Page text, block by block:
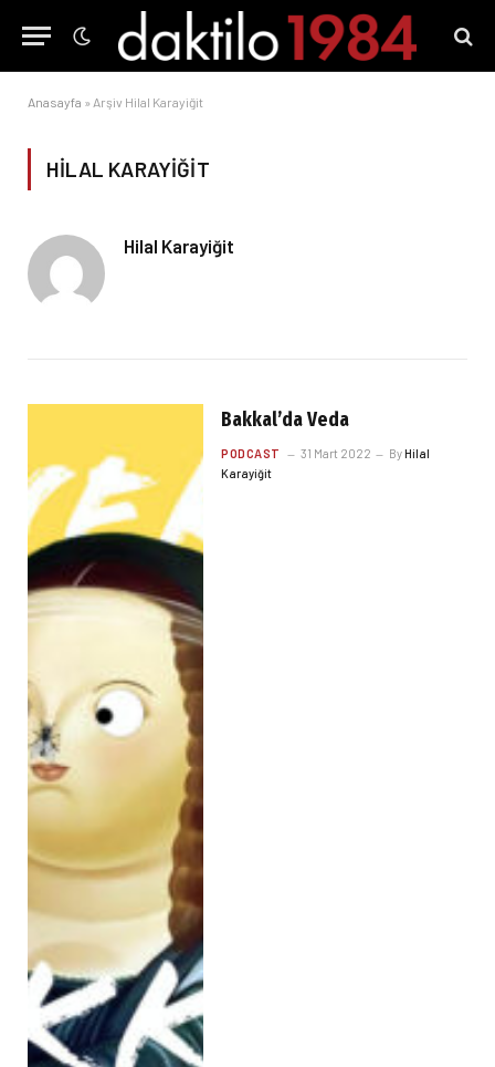
Anasayfa » Arşiv Hilal Karayiğit
HILAL KARAYIĞIT
Hilal Karayiğit
Bakkal’da Veda
PODCAST 31 Mart 2022 ByHilal
Karayiğit